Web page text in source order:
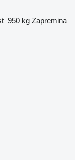
950 kg Zapremina